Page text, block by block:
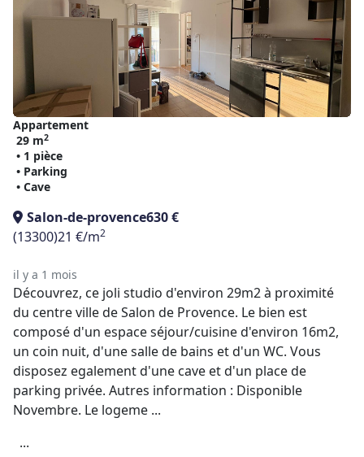
Appartement
29 m2
• 1 pièce
• Parking
• Cave
Salon-de-provence630 €
(13300)21 €/m2
il y a 1 mois
Découvrez, ce joli studio d'environ 29m2 à proximité
du centre ville de Salon de Provence. Le bien est
composé d'un espace séjour/cuisine d'environ 16m2,
un coin nuit, d'une salle de bains et d'un WC. Vous
disposez egalement d'une cave et d'un place de
parking privée. Autres information : Disponible
Novembre. Le logeme ...
...